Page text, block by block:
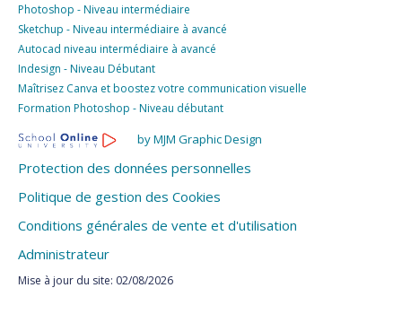
Photoshop - Niveau intermédiaire
Sketchup - Niveau intermédiaire à avancé
Autocad niveau intermédiaire à avancé
Indesign - Niveau Débutant
Maîtrisez Canva et boostez votre communication visuelle
Formation Photoshop - Niveau débutant
by MJM Graphic Design
Protection des données personnelles
Politique de gestion des Cookies
Conditions générales de vente et d'utilisation
Administrateur
Mise à jour du site: 02/08/2026